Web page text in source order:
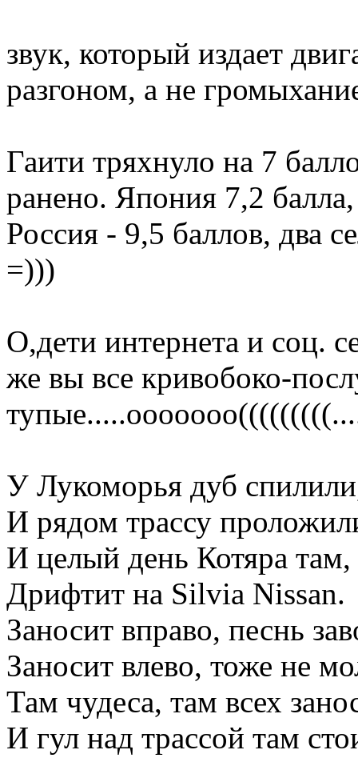
звук, который издает
разгоном, а не
Гаити тряхнуло на 7
ранено. Япония 7,2
Россия - 9,5 баллов, два
=)))
О,дети интернета и соц.
же вы все кривобоко-
У Лукоморья дуб
И рядом трассу
И целый день Котяра там,
Дрифтит на Silvia Nissan.
Заносит вправо, песнь
Заносит влево, тоже не
Там чудеса, там всех
И гул над трассой там